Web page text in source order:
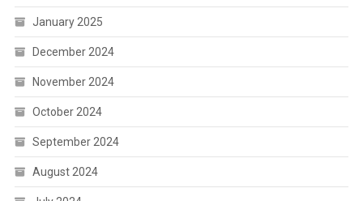
January 2025
December 2024
November 2024
October 2024
September 2024
August 2024